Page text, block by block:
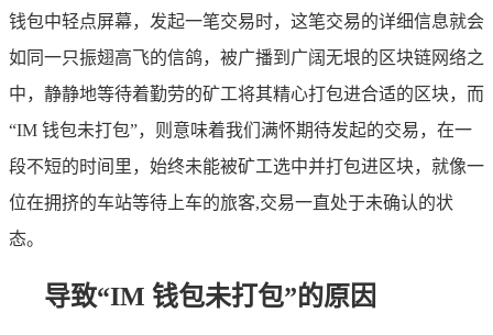
钱包中轻点屏幕，发起一笔交易时，这笔交易的详细信息就会
如同一只振翅高飞的信鸽，被广播到广阔无垠的区块链网络之
中，静静地等待着勤劳的矿工将其精心打包进合适的区块，而
“IM 钱包未打包”，则意味着我们满怀期待发起的交易，在一
段不短的时间里，始终未能被矿工选中并打包进区块，就像一
位在拥挤的车站等待上车的旅客,交易一直处于未确认的状
态。
导致“IM 钱包未打包”的原因